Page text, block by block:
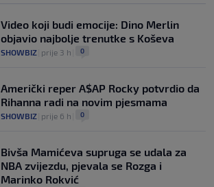
Video koji budi emocije: Dino Merlin
objavio najbolje trenutke s Koševa
SHOWBIZ prije 3 h 0
Američki reper A$AP Rocky potvrdio da
Rihanna radi na novim pjesmama
SHOWBIZ prije 6 h 0
Bivša Mamićeva supruga se udala za
NBA zvijezdu, pjevala se Rozga i
Marinko Rokvić